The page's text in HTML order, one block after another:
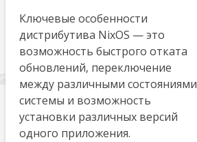
Ключевые особенности
дистрибутива NixOS — это
возможность быстрого отката
обновлений, переключение
между различными состояниями
системы и возможность
установки различных версий
одного приложения.